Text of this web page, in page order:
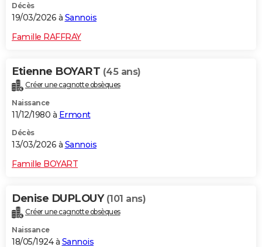
Décès
19/03/2026 à Sannois
Famille RAFFRAY
Etienne BOYART (45 ans)
Créer une cagnotte obsèques
Naissance
11/12/1980 à Ermont
Décès
13/03/2026 à Sannois
Famille BOYART
Denise DUPLOUY (101 ans)
Créer une cagnotte obsèques
Naissance
18/05/1924 à Sannois